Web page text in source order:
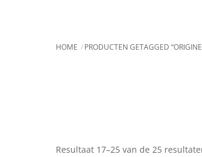
HOME PRODUCTEN GETAGGED
Resultaat 17–25 van de 25